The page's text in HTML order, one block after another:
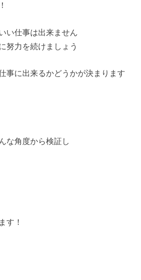
い仕事は出来ません
努力を続けましょう
事に出来るかどうかが決まります
な角度から検証し
す！